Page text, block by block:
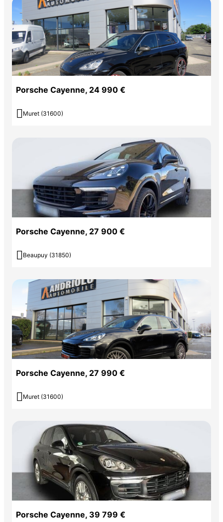
Porsche Cayenne, 24 990 €
 Muret (31600)
Porsche Cayenne, 27 900 €
 Beaupuy (31850)
Porsche Cayenne, 27 990 €
 Muret (31600)
Porsche Cayenne, 39 799 €